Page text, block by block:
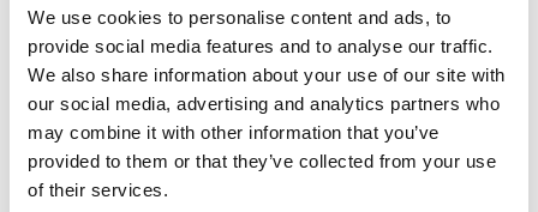
We use cookies to personalise content and ads, to
provide social media features and to analyse our traffic.
We also share information about your use of our site with
our social media, advertising and analytics partners who
may combine it with other information that you’ve
provided to them or that they’ve collected from your use
of their services.
Kochen für viele Gäste zum Kinderspiel wird. Außerdem gibt es
eine Waschmaschine, einen Trockner und Fußbodenheizung
sowie einen Kaminofen, der an kühleren Tagen für behagliche
Wärme sorgt.
Im großen Poolraum können Sie im Whirlpool für 6 Personen
entspannen, während die Kinder im beheizten Pool planschen
oder die Wasserrutsche hinuntersausen. Nach einem